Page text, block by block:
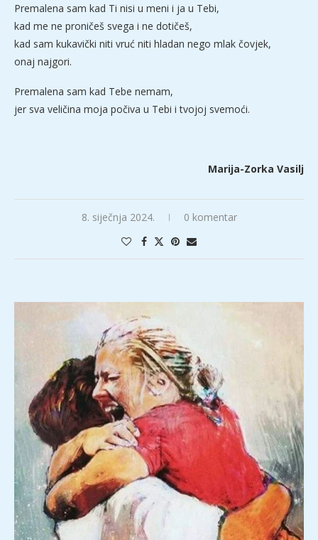
Premalena sam kad Ti nisi u meni i ja u Tebi,
kad me ne proničeš svega i ne dotičeš,
kad sam kukavički niti vruć niti hladan nego mlak čovjek,
onaj najgori.
Premalena sam kad Tebe nemam,
jer sva veličina moja počiva u Tebi i tvojoj svemoći.
Marija-Zorka Vasilj
8. siječnja 2024. 0 komentar